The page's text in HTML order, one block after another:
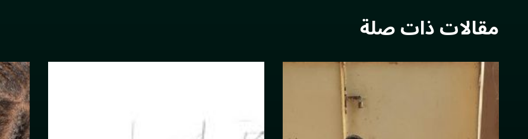
مقالات ذات صلة